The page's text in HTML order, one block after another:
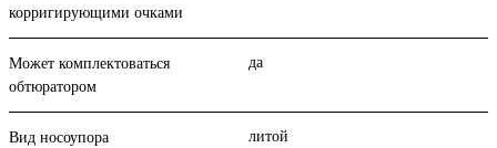
корригирующими очками
Может комплектоваться
обтюратором
да
Вид носоупора литой